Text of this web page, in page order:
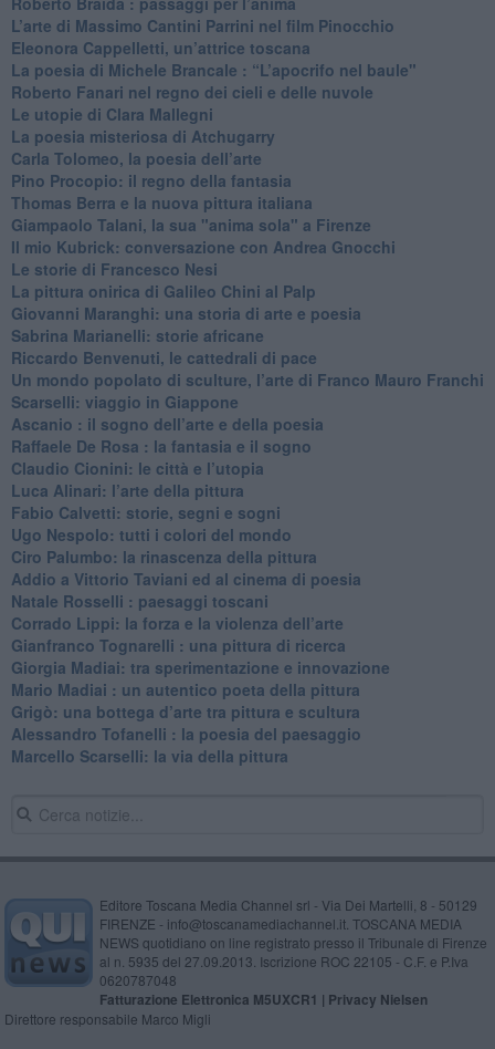
​L’arte di Massimo Cantini Parrini nel film Pinocchio
Eleonora Cappelletti, un’attrice toscana
​La poesia di Michele Brancale : “L’apocrifo nel baule"
Roberto Fanari nel regno dei cieli e delle nuvole
Le utopie di Clara Mallegni
​La poesia misteriosa di Atchugarry
Carla Tolomeo, la poesia dell’arte
Pino Procopio: il regno della fantasia
Thomas Berra e la nuova pittura italiana
Giampaolo Talani, la sua "anima sola" a Firenze
Il mio Kubrick: conversazione con Andrea Gnocchi
Le storie di Francesco Nesi
​La pittura onirica di Galileo Chini al Palp
​Giovanni Maranghi: una storia di arte e poesia
Sabrina Marianelli: storie africane
​Riccardo Benvenuti, le cattedrali di pace
​Un mondo popolato di sculture, l’arte di Franco Mauro Franchi
​Scarselli: viaggio in Giappone
​Ascanio : il sogno dell’arte e della poesia
Raffaele De Rosa : la fantasia e il sogno
​Claudio Cionini: le città e l’utopia
Luca Alinari: l’arte della pittura
​Fabio Calvetti: storie, segni e sogni
Ugo Nespolo: tutti i colori del mondo
​Ciro Palumbo: la rinascenza della pittura
​Addio a Vittorio Taviani ed al cinema di poesia
​Natale Rosselli : paesaggi toscani
​Corrado Lippi: la forza e la violenza dell’arte
Gianfranco Tognarelli : una pittura di ricerca
Giorgia Madiai: tra sperimentazione e innovazione
Mario Madiai : un autentico poeta della pittura
Grigò: una bottega d’arte tra pittura e scultura
Alessandro Tofanelli : la poesia del paesaggio
​Marcello Scarselli: la via della pittura
Editore Toscana Media Channel srl - Via Dei Martelli, 8 - 50129
FIRENZE - info@toscanamediachannel.it. TOSCANA MEDIA
NEWS quotidiano on line registrato presso il Tribunale di Firenze
al n. 5935 del 27.09.2013. Iscrizione ROC 22105 - C.F. e P.Iva
0620787048
Fatturazione Elettronica M5UXCR1 | Privacy Nielsen
Direttore responsabile Marco Migli